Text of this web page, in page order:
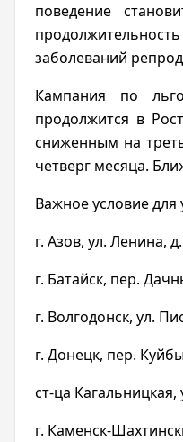
поведение
заболеваний
Кампания по
продолжится в
сниженным на
четверг месяца.
Важное условие для
г. Азов, ул. Ленина,
г. Батайск, пер.
г. Волгодонск, ул.
г. Донецк, пер.
ст-ца Кагальницкая,
г. Каменск-